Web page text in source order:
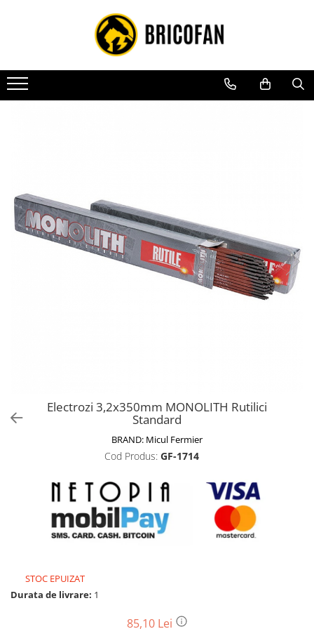
Toate Produsele
Vehicule electrice
Atv
Piese de schimb vehicule electrice
Scutere electrice
Scutere pe benzina
Tricicluri cargo fara permis
Motoburghie si accesorii
Accesorii motoburghie
Drujbe pe benzina
Drujbe cu acumulator
Consumabile drujbe, fierastraie
Unelte electrice busteni
Mori cereale si batoze porumb
Batoze - mori desfacat porumb
Electrozi 3,2x350mm MONOLITH Rutilici
Standard
BRAND: Micul Fermier
Cod Produs: GF-1714
STOC EPUIZAT
Durata de livrare: 1
85,10 Lei